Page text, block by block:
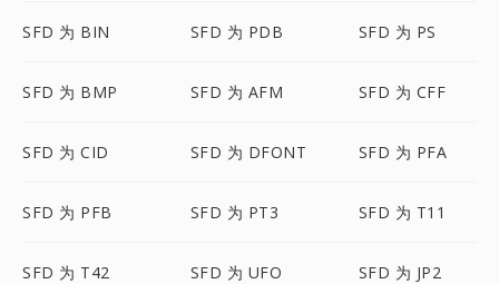
SFD 为 BIN SFD 为 PDB SFD 为 PS
SFD 为 BMP SFD 为 AFM SFD 为 CFF
SFD 为 CID SFD 为 DFONT SFD 为 PFA
SFD 为 PFB SFD 为 PT3 SFD 为 T11
SFD 为 T42 SFD 为 UFO SFD 为 JP2